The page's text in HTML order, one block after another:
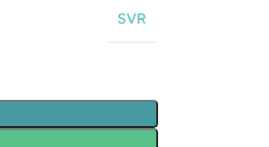
SVR